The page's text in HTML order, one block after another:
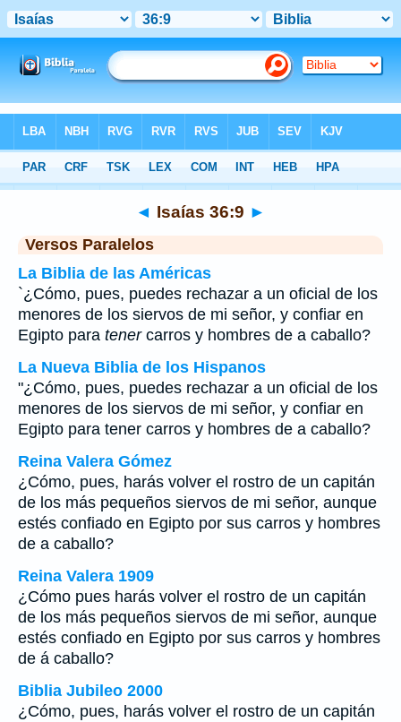
>Isaías > Capítulo 36> Verso 9
◄ Isaías 36:9 ►
Versos Paralelos
La Biblia de las Américas
`¿Cómo, pues, puedes rechazar a un oficial de los
menores de los siervos de mi señor, y confiar en
Egipto para tenercarros y hombres de a caballo?
La Nueva Biblia de los Hispanos
"¿Cómo, pues, puedes rechazar a un oficial de los
menores de los siervos de mi señor, y confiar en
Egipto para tener carros y hombres de a caballo?
Reina Valera Gómez
¿Cómo, pues, harás volver el rostro de un capitán
de los más pequeños siervos de mi señor, aunque
estés confiado en Egipto por sus carros y hombres
de a caballo?
Reina Valera 1909
¿Cómo pues harás volver el rostro de un capitán
de los más pequeños siervos de mi señor, aunque
estés confiado en Egipto por sus carros y hombres
de á caballo?
Biblia Jubileo 2000
¿Cómo, pues, harás volver el rostro de un capitán